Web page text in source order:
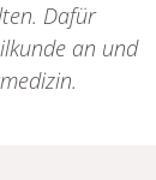
Dafür
an und